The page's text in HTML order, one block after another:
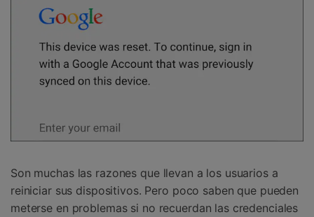
Son muchas las razones que llevan a los usuarios a
reiniciar sus dispositivos. Pero poco saben que pueden
meterse en problemas si no recuerdan las credenciales